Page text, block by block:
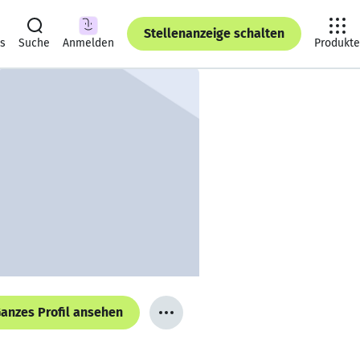
Suche Anmelden
Stellenanzeige schalten
Produkte
Profil ansehen